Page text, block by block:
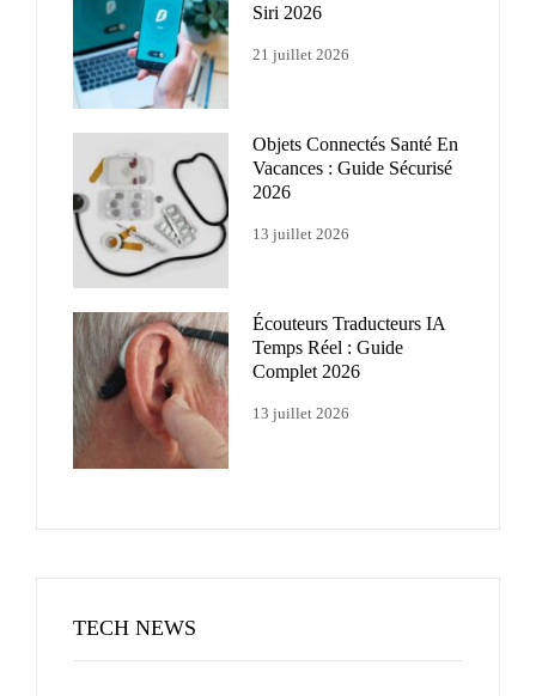
Siri 2026
21 juillet 2026
Objets Connectés Santé En
Vacances : Guide Sécurisé
2026
13 juillet 2026
Écouteurs Traducteurs IA
Temps Réel : Guide
Complet 2026
13 juillet 2026
TECH NEWS